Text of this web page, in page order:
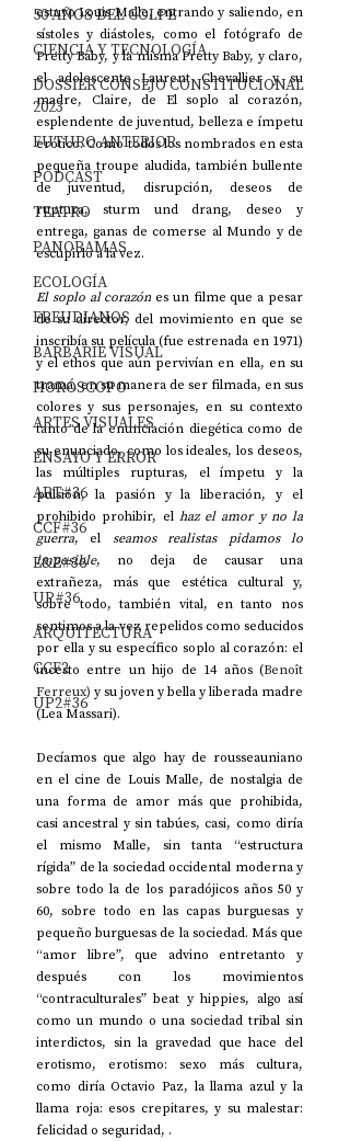
50 AÑOS DEL GOLPE
CIENCIA Y TECNOLOGÍA
DOSSIER CONSEJO CONSTITUCIONAL
2023
FUTURO ANTERIOR
PODCAST
TEATRO
PANORAMAS
ECOLOGÍA
FREUDIANOS
BARBARIE VISUAL
HORÓSCOPO
ARTES VISUALES
ENSAYO Y ERROR
ART#36
CCF#36
E&E#36
UP#36
ARQUITECTURA
CCF2
UP2#36
estuvo Louis Malle, entrando y saliendo, en
sístoles y diástoles, como el fotógrafo de
Pretty Baby, y la misma Pretty Baby, y claro,
el adolescente Laurent Chevallier y su
madre, Claire, de El soplo al corazón,
esplendente de juventud, belleza e ímpetu
erótico. Como todos los nombrados en esta
pequeña troupe aludida, también bullente
de juventud, disrupción, deseos de
ruptura, sturm und drang, deseo y
entrega, ganas de comerse al Mundo y de
escupirlo a la vez.
El soplo al corazón es un filme que a pesar
de su director, del movimiento en que se
inscribía su película (fue estrenada en 1971)
y el ethos que aún pervivían en ella, en su
trama, en su manera de ser filmada, en sus
colores y sus personajes, en su contexto
tanto de la enunciación diegética como de
su enunciado, como los ideales, los deseos,
las múltiples rupturas, el ímpetu y la
pulsión, la pasión y la liberación, y el
prohibido prohibir, el haz el amor y no la
guerra, el seamos realistas pidamos lo
imposible, no deja de causar una
extrañeza, más que estética cultural y,
sobre todo, también vital, en tanto nos
sentimos a la vez repelidos como seducidos
por ella y su específico soplo al corazón: el
incesto entre un hijo de 14 años (Benoît
Ferreux) y su joven y bella y liberada madre
(Lea Massari).
Decíamos que algo hay de rousseauniano
en el cine de Louis Malle, de nostalgia de
una forma de amor más que prohibida,
casi ancestral y sin tabúes, casi, como diría
el mismo Malle, sin tanta “estructura
rígida” de la sociedad occidental moderna y
sobre todo la de los paradójicos años 50 y
60, sobre todo en las capas burguesas y
pequeño burguesas de la sociedad. Más que
“amor libre”, que advino entretanto y
después con los movimientos
“contraculturales” beat y hippies, algo así
como un mundo o una sociedad tribal sin
interdictos, sin la gravedad que hace del
erotismo, erotismo: sexo más cultura,
como diría Octavio Paz, la llama azul y la
llama roja: esos crepitares, y su malestar:
felicidad o seguridad, .